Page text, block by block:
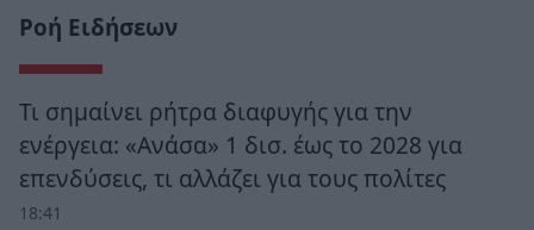
Ροή Ειδήσεων
Τι σημαίνει ρήτρα διαφυγής για την
ενέργεια: «Ανάσα» 1 δισ. έως το 2028 για
επενδύσεις, τι αλλάζει για τους πολίτες
18:41